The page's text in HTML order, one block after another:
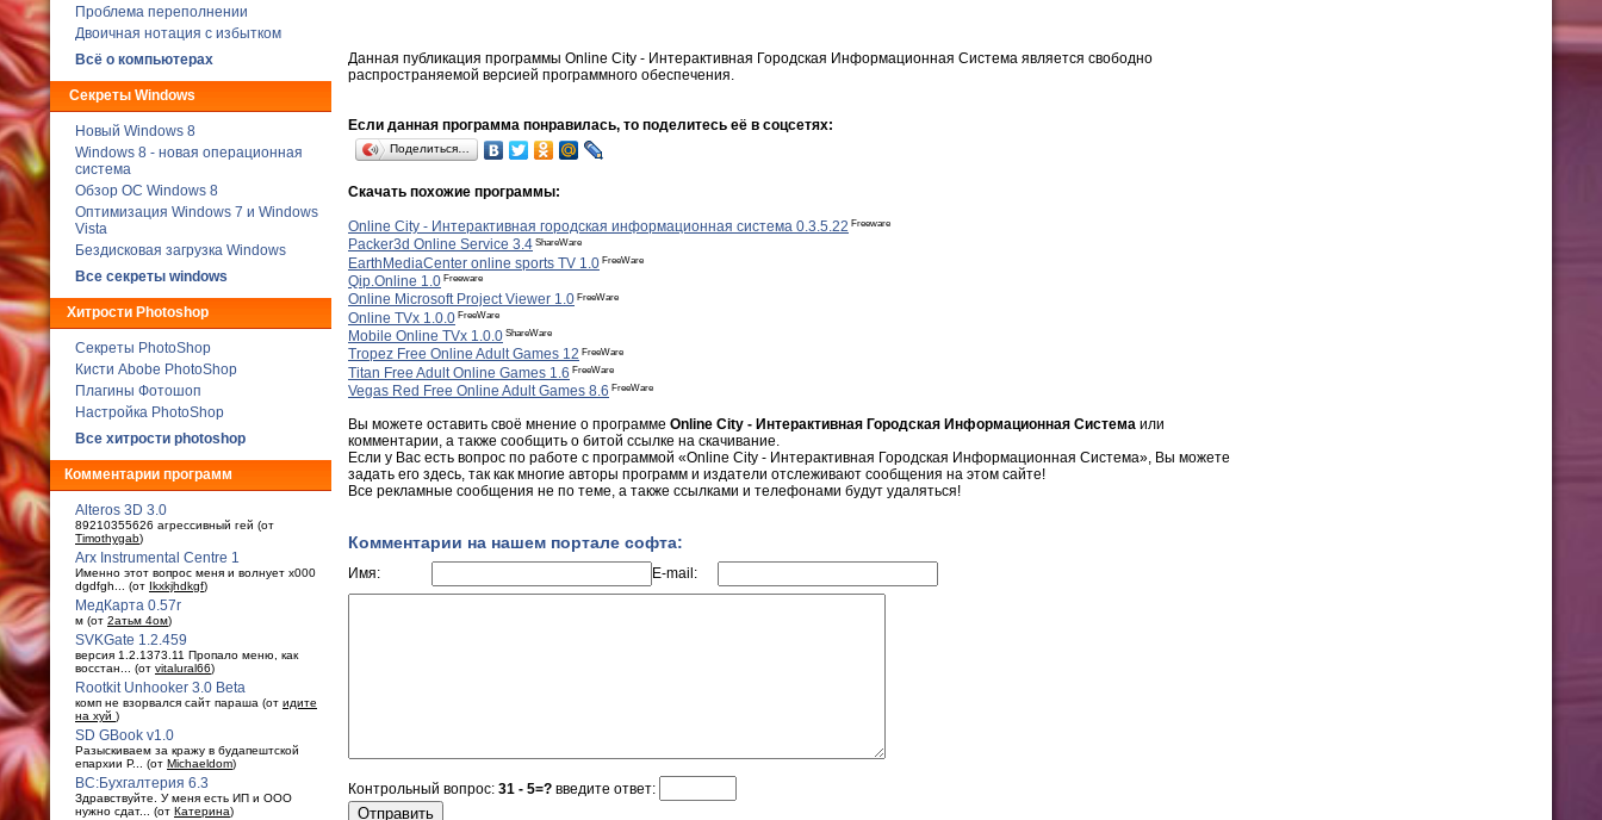
Проблема переполнении
Двоичная нотация с избытком
Всё о компьютерах
Секреты Windows
Новый Windows 8
Windows 8 - новая операционная
система
Обзор ОС Windows 8
Оптимизация Windows 7 и Windows
Vista
Бездисковая загрузка Windows
Все секреты windows
Хитрости Photoshop
Секреты PhotoShop
Кисти Abobe PhotoShop
Плагины Фотошоп
Настройка PhotoShop
Все хитрости photoshop
Комментарии программ
Alteros 3D 3.0
89210355626 агрессивный гей (от
Timothygab)
Arx Instrumental Centre 1
Именно этот вопрос меня и волнует x000
dgdfgh... (от Ikxkjhdkgf)
МедКарта 0.57r
м (от 2атьм 4ом)
SVKGate 1.2.459
версия 1.2.1373.11 Пропало меню, как
восстан... (от vitalural66)
Rootkit Unhooker 3.0 Beta
комп не взорвался сайт параша (от идите
на хуй )
SD GBook v1.0
Разыскиваем за кражу в будaпештской
епархии Р... (от Michaeldom)
ВС:Бухгалтерия 6.3
Здравствуйте. У меня есть ИП и ООО
нужно сдат... (от Катерина)
Данная публикация программы Online City - Интерактивная Городская Информационная Система является свободно
распространяемой версией программного обеспечения.
Если данная программа понравилась, то поделитесь её в соцсетях:
Поделиться…
Скачать похожие программы:
Online City - Интерактивная городская информационная система 0.3.5.22 Freeware
Packer3d Online Service 3.4 ShareWare
EarthMediaCenter online sports TV 1.0 FreeWare
Qip.Online 1.0 Freeware
Online Microsoft Project Viewer 1.0 FreeWare
Online TVx 1.0.0 FreeWare
Mobile Online TVx 1.0.0 ShareWare
Tropez Free Online Adult Games 12 FreeWare
Titan Free Adult Online Games 1.6 FreeWare
Vegas Red Free Online Adult Games 8.6 FreeWare
Вы можете оставить своё мнение о программе Online City - Интерактивная Городская Информационная Система или
комментарии, а также сообщить о битой ссылке на скачивание.
Если у Вас есть вопрос по работе с программой «Online City - Интерактивная Городская Информационная Система», Вы можете
задать его здесь, так как многие авторы программ и издатели отслеживают сообщения на этом сайте!
Все рекламные сообщения не по теме, а также ссылками и телефонами будут удаляться!
Комментарии на нашем портале софта:
Имя: E-mail:
Контрольный вопрос: 31 - 5=? введите ответ: